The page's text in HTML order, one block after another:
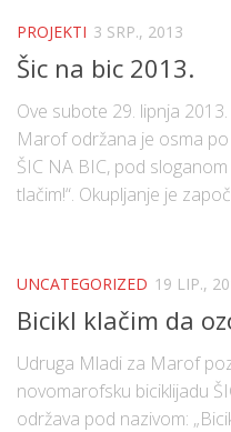
PROJEKTI 3 SRP., 2013
Šic na bic 2013.
Ove subote 29. lipnja
Marof održana je osma
ŠIC NA BIC, pod
tlačim!“. Okupljanje je
UNCATEGORIZED 19 LIP.,
Bicikl klačim da
Udruga Mladi za Marof
novomarofsku biciklijadu
održava pod nazivom: